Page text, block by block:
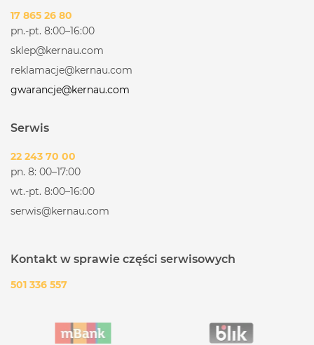
17 865 26 80
pn.-pt. 8:00–16:00
sklep@kernau.com
reklamacje@kernau.com
gwarancje@kernau.com
Serwis
22 243 70 00
pn. 8: 00–17:00
wt.-pt. 8:00–16:00
serwis@kernau.com
Kontakt w sprawie części serwisowych
501 336 557